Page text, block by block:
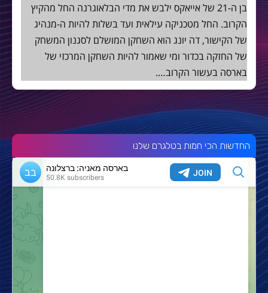
בן ה-21 של אייאקס ילבש את מדי הבלאוגרנה החל מהקיץ
הקרוב. החל מטכניקה עילאית ועד בשלות להיות ה-מנהיג
של הקישור, דה יונג הוא השחקן המושלם לסגנון המשחק
של החזקה בכדור ומי שאמור להיות השחקן המרכזי של
בארסה בעשור הקרוב….
החדשות הכי חמות בטלגרם שלנו